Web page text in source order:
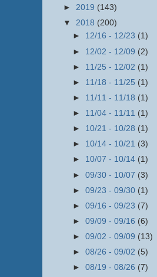
► 2019 (143)
▼ 2018 (200)
► 12/16 - 12/23 (1)
► 12/02 - 12/09 (2)
► 11/25 - 12/02 (1)
► 11/18 - 11/25 (1)
► 11/11 - 11/18 (1)
► 11/04 - 11/11 (1)
► 10/21 - 10/28 (1)
► 10/14 - 10/21 (3)
► 10/07 - 10/14 (1)
► 09/30 - 10/07 (3)
► 09/23 - 09/30 (1)
► 09/16 - 09/23 (7)
► 09/09 - 09/16 (6)
► 09/02 - 09/09 (13)
► 08/26 - 09/02 (5)
► 08/19 - 08/26 (7)